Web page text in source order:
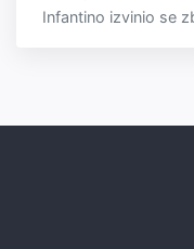
Infantino izvinio se